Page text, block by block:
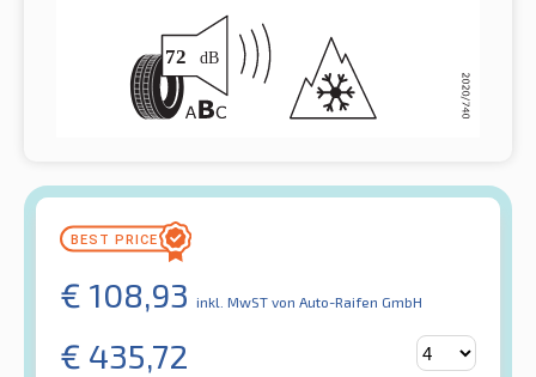
€ 108,93 inkl. MwST von Auto-Raifen GmbH
€ 435,72